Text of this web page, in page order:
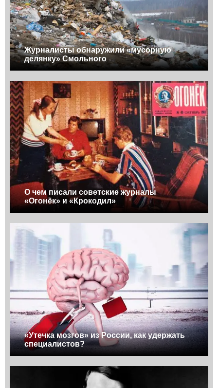
Журналисты обнаружили «мусорную
делянку» Смольного
О чем писали советские журналы
«Огонёк» и «Крокодил»
«Утечка мозгов» из России, как удержать
специалистов?